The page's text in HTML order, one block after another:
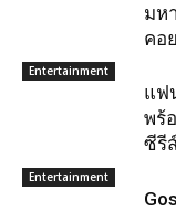
มห
คอย
Entertainment
แฟ
พร้
ซีรี
Entertainment